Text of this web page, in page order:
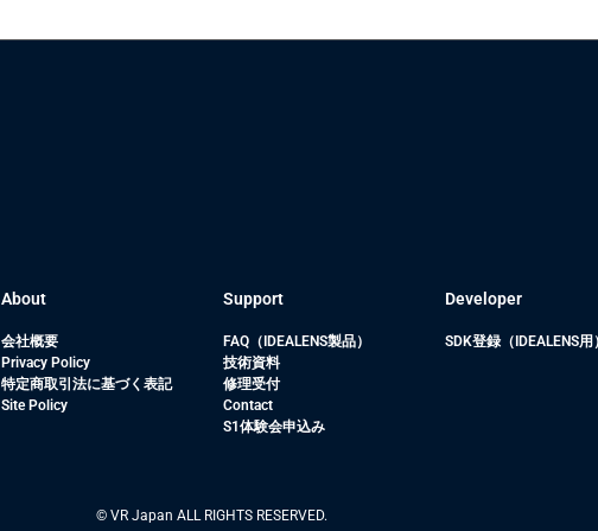
About
会社概要
Privacy Policy
特定商取引法に基づく表記
Site Policy
Support
FAQ（IDEALENS製品）
技術資料
修理受付
Contact
S1体験会申込み
Developer
SDK登録（IDEALENS用
© VR Japan ALL RIGHTS RESERVED.